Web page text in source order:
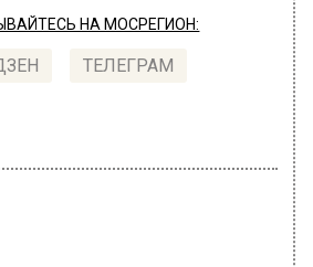
НА МОСРЕГИОН:
ТЕЛЕГРАМ